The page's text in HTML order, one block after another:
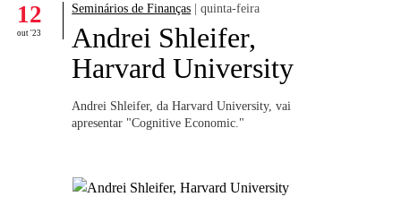
DOCENTES E INVESTIGAÇÃO
COMUNIDADE
WHAT'S HAPPENING
12
out '23
Seminários de Finanças | quinta-feira
Andrei Shleifer,
Harvard University
Andrei Shleifer, da Harvard University, vai
apresentar "Cognitive Economic."